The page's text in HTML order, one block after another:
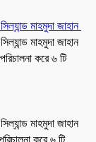
মাহমুদা জাহান
মাহমুদা জাহান
করে ৬ টি
মাহমুদা জাহান
করে ৬ টি